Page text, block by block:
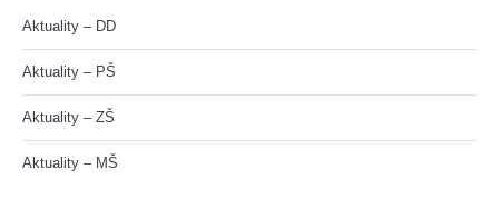
Aktuality – DD
Aktuality – PŠ
Aktuality – ZŠ
Aktuality – MŠ